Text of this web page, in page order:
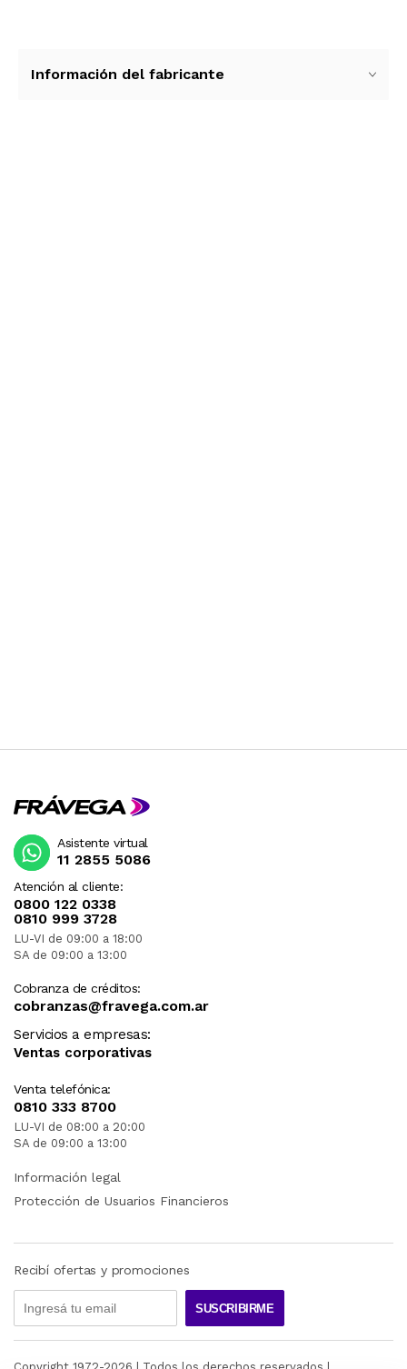
medicion reales como un amperimetro de doble
Información del fabricante
Atención al cliente:
0800 122 0338
0810 999 3728
LU-VI de 09:00 a 18:00
SA de 09:00 a 13:00
Cobranza de créditos:
cobranzas@fravega.com.ar
Servicios a empresas:
Ventas corporativas
Venta telefónica:
0810 333 8700
LU-VI de 08:00 a 20:00
SA de 09:00 a 13:00
Asistente virtual
11 2855 5086
Información legal
Protección de Usuarios Financieros
Recibí ofertas y promociones
SUSCRIBIRME